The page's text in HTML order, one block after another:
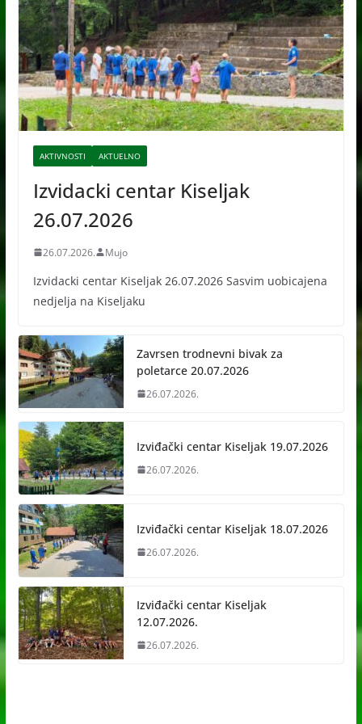
AKTIVNOSTI AKTUELNO
Izvidacki centar Kiseljak
26.07.2026
26.07.2026. Mujo
Izvidacki centar Kiseljak 26.07.2026 Sasvim uobicajena
nedjelja na Kiseljaku
Zavrsen trodnevni bivak za
poletarce 20.07.2026
26.07.2026.
Izviđački centar Kiseljak 19.07.2026
26.07.2026.
Izviđački centar Kiseljak 18.07.2026
26.07.2026.
Izviđački centar Kiseljak
12.07.2026.
26.07.2026.